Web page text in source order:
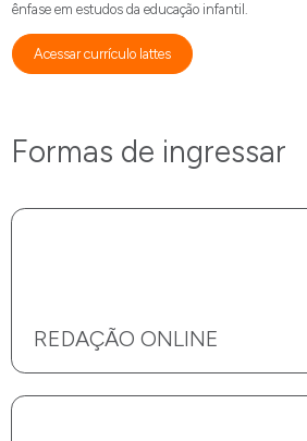
ênfase em estudos da educação infantil.
Acessar currículo lattes
Formas de ingressar
REDAÇÃO ONLINE